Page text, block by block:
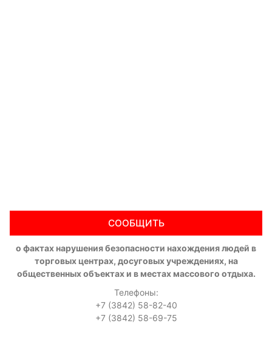
СООБЩИТЬ
о фактах нарушения безопасности нахождения людей в
торговых центрах, досуговых учреждениях, на
общественных объектах и в местах массового отдыха.
Телефоны:
+7 (3842) 58-82-40
+7 (3842) 58-69-75